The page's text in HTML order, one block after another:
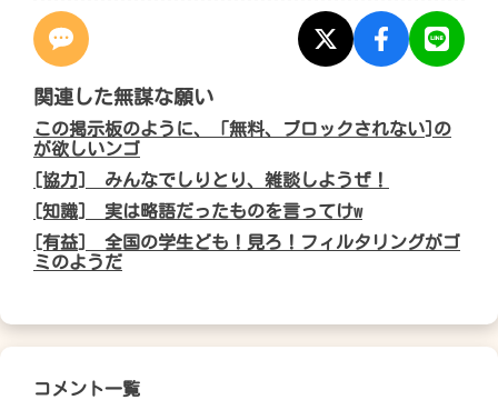
関連した無謀な願い
この掲示板のように、「無料、ブロックされない]の
が欲しいンゴ
[協力] みんなでしりとり、雑談しようぜ！
[知識] 実は略語だったものを言ってけw
[有益] 全国の学生ども！見ろ！フィルタリングがゴ
ミのようだ
コメント一覧